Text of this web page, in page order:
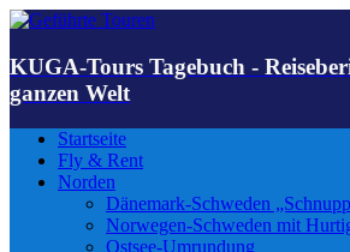
KUGA-Tours Tagebuch -
ganzen Welt
Startseite
Fly & Rent
Norden
Dänemark-Schweden
Norwegen-Schweden mit
Ostsee-Umrundung